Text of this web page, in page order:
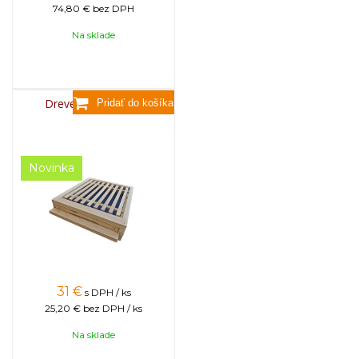
74,80 € bez DPH
Na sklade
Drevené dno - B10
Novinka
31 € s DPH / ks
25,20 € bez DPH / ks
Na sklade